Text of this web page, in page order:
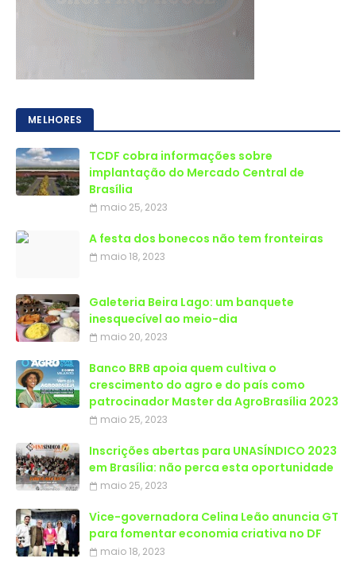
MELHORES
TCDF cobra informações sobre
implantação do Mercado Central de
Brasília
maio 25, 2023
A festa dos bonecos não tem fronteiras
maio 18, 2023
Galeteria Beira Lago: um banquete
inesquecível ao meio-dia
maio 20, 2023
Banco BRB apoia quem cultiva o
crescimento do agro e do país como
patrocinador Master da AgroBrasília 2023
maio 25, 2023
Inscrições abertas para UNASÍNDICO 2023
em Brasília: não perca esta oportunidade
maio 25, 2023
Vice-governadora Celina Leão anuncia GT
para fomentar economia criativa no DF
maio 18, 2023